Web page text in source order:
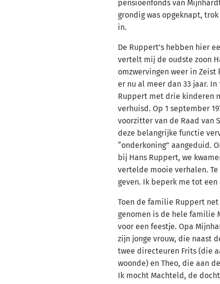
pensioenfonds van
grondig was opgeknapt,
in.
De Ruppert’s hebben hier
vertelt mij de oudste zoon
omzwervingen weer in Zeist
er nu al meer dan 33 jaar.
Ruppert met drie kinderen
verhuisd. Op 1 september
voorzitter van de Raad van
deze belangrijke functie
“onderkoning” aangeduid.
bij Hans Ruppert, we
vertelde mooie verhalen.
geven. Ik beperk me tot
Toen de familie Ruppert
genomen is de hele familie
voor een feestje. Opa
zijn jonge vrouw, die naast
twee directeuren Frits (die
woonde) en Theo, die aan
Ik mocht Machteld, de